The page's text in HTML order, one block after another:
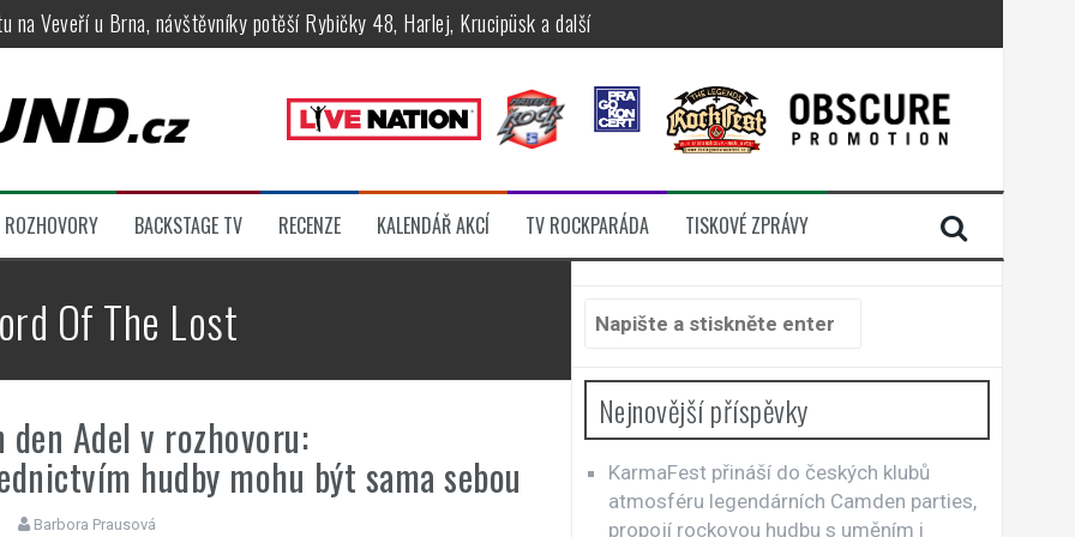
na Veveří u Brna, návštěvníky potěší Rybičky 48, Harlej, Krucipüsk a další
Apocalyptica, legendární Root i s Big Bossem či velká párty s Green Jellÿ
legendy Anthrax a Accept
legendárních Camden parties, propojí rockovou hudbu s uměním i komunitou
ROZHOVORY BACKSTAGE TV RECENZE KALENDÁŘ AKCÍ TV ROCKPARÁDA TISKOVÉ ZPRÁVY
Of The Lost
den Adel v rozhovoru:
hudby mohu být sama sebou
Barbora Prausová
Hledat:
Nejnovější příspěvky
KarmaFest přináší do českých klubů
atmosféru legendárních Camden parties,
propojí rockovou hudbu s uměním i